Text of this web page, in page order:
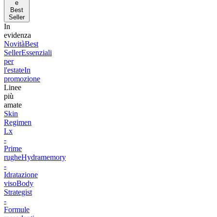
e
Best
Seller
In
evidenza
NovitàBest
SellerEssenziali
per
l'estateIn
promozione
Linee
più
amate
Skin
Regimen
Lx
-
Prime
rugheHydramemory
-
Idratazione
visoBody
Strategist
-
Formule